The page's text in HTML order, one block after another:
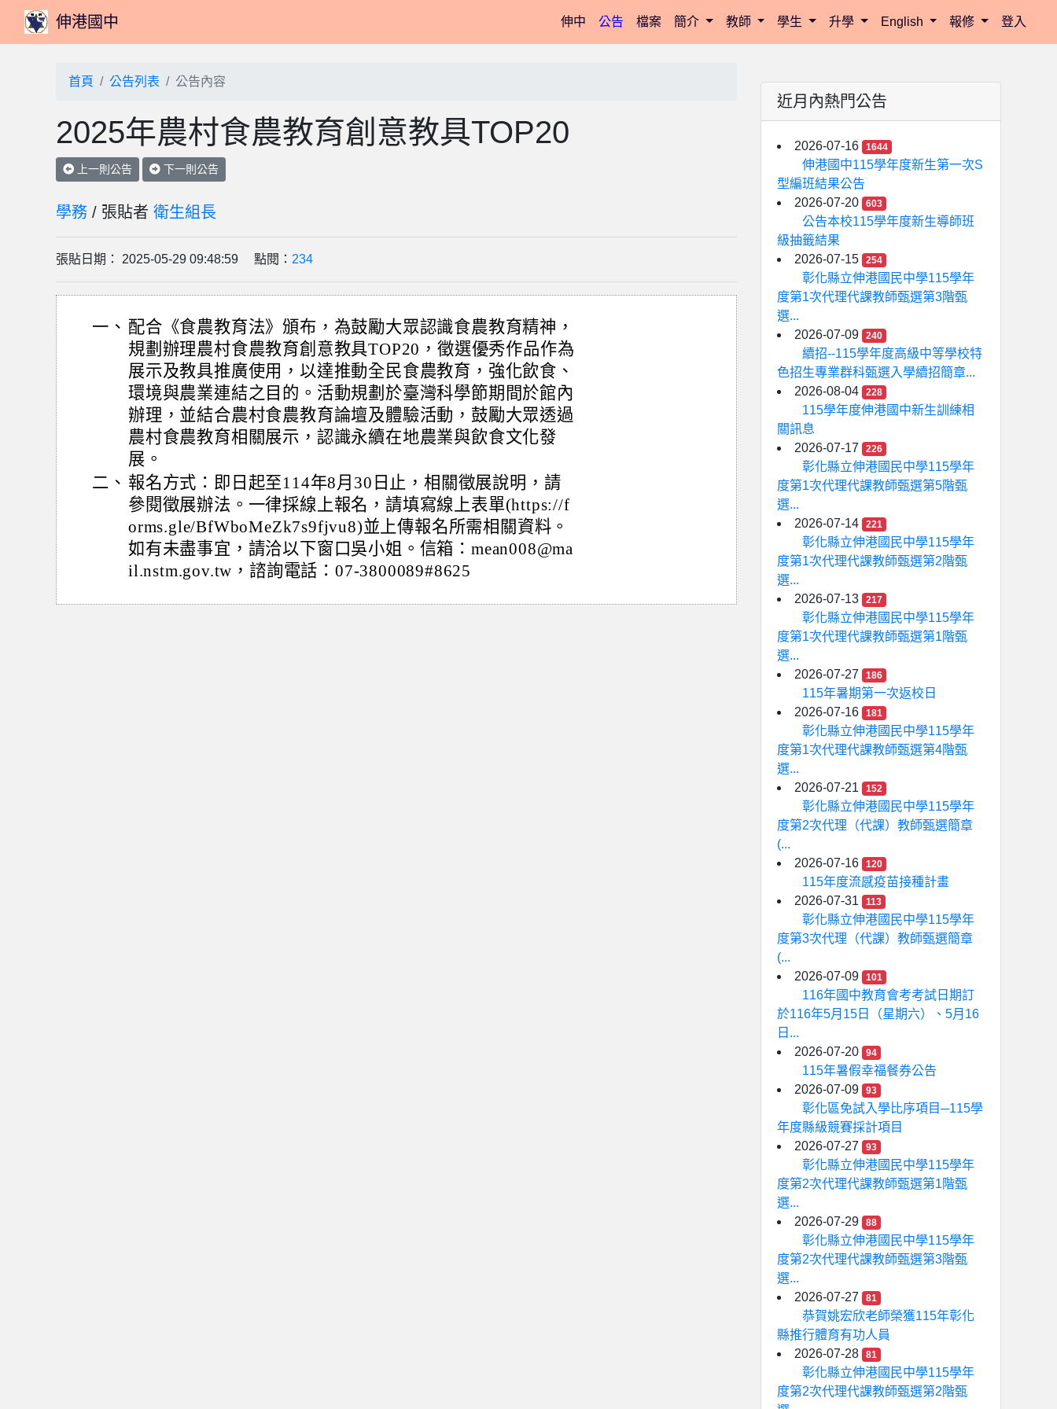
伸港國中 伸中(current)
公告 檔案 簡介 教師 學生 升學 English 報修 登入
首頁 公告列表 公告內容
2025年農村食農教育創意教具TOP20
上一則公告 下一則公告
學務 / 張貼者 衛生組長
張貼日期： 2025-05-29 09:48:59 點閱： 234
一、 配合《食農教育法》頒布，為鼓勵大眾認識食農教育精神，
規劃辦理農村食農教育創意教具TOP20，徵選優秀作品作為
展示及教具推廣使用，以達推動全民食農教育，強化飲食、
環境與農業連結之目的。活動規劃於臺灣科學節期間於館內
辦理，並結合農村食農教育論壇及體驗活動，鼓勵大眾透過
農村食農教育相關展示，認識永續在地農業與飲食文化發
展。
二、 報名方式：即日起至114年8月30日止，相關徵展說明，請
參閱徵展辦法。一律採線上報名，請填寫線上表單(https://f
orms.gle/BfWboMeZk7s9fjvu8)並上傳報名所需相關資料。
如有未盡事宜，請洽以下窗口吳小姐。信箱：mean008@ma
il.nstm.gov.tw，諮詢電話：07-3800089#8625
近月內熱門公告
2026-07-16 1644
伸港國中115學年度新生第一次S
型編班結果公告
2026-07-20
603
公告本校115學年度新生導師班
級抽籤結果
2026-07-15
254
彰化縣立伸港國民中學115學年
度第1次代理代課教師甄選第3階甄
選...
2026-07-09
240
續招--115學年度高級中等學校特
色招生專業群科甄選入學續招簡章...
2026-08-04
228
115學年度伸港國中新生訓練相
關訊息
2026-07-17
226
彰化縣立伸港國民中學115學年
度第1次代理代課教師甄選第5階甄
選...
2026-07-14
221
彰化縣立伸港國民中學115學年
度第1次代理代課教師甄選第2階甄
選...
2026-07-13
217
彰化縣立伸港國民中學115學年
度第1次代理代課教師甄選第1階甄
選...
2026-07-27
186
115年暑期第一次返校日
2026-07-16
181
彰化縣立伸港國民中學115學年
度第1次代理代課教師甄選第4階甄
選...
2026-07-21
152
彰化縣立伸港國民中學115學年
度第2次代理（代課）教師甄選簡章
(...
2026-07-16
120
115年度流感疫苗接種計畫
2026-07-31
113
彰化縣立伸港國民中學115學年
度第3次代理（代課）教師甄選簡章
(...
2026-07-09
101
116年國中教育會考考試日期訂
於116年5月15日（星期六）、5月16
日...
2026-07-20
94
115年暑假幸福餐券公告
2026-07-09
93
彰化區免試入學比序項目─115學
年度縣級競賽採計項目
2026-07-27
93
彰化縣立伸港國民中學115學年
度第2次代理代課教師甄選第1階甄
選...
2026-07-29
88
彰化縣立伸港國民中學115學年
度第2次代理代課教師甄選第3階甄
選...
2026-07-27
81
恭賀姚宏欣老師榮獲115年彰化
縣推行體育有功人員
2026-07-28
81
彰化縣立伸港國民中學115學年
度第2次代理代課教師甄選第2階甄